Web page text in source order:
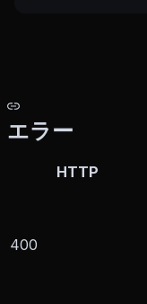
エラー
HTTP
400